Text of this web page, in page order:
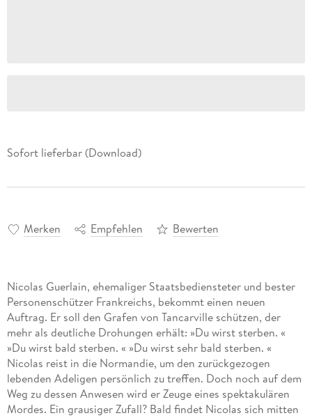
Sofort lieferbar (Download)
Merken Empfehlen Bewerten
Nicolas Guerlain, ehemaliger Staatsbediensteter und bester
Personenschützer Frankreichs, bekommt einen neuen
Auftrag. Er soll den Grafen von Tancarville schützen, der
mehr als deutliche Drohungen erhält: »Du wirst sterben. «
»Du wirst bald sterben. « »Du wirst sehr bald sterben. «
Nicolas reist in die Normandie, um den zurückgezogen
lebenden Adeligen persönlich zu treffen. Doch noch auf dem
Weg zu dessen Anwesen wird er Zeuge eines spektakulären
Mordes. Ein grausiger Zufall? Bald findet Nicolas sich mitten